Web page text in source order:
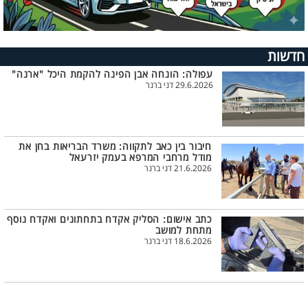
חדשות
עפולה: הונחה אבן הפינה להקמת היכל "ארנה"
29.6.2026 דני ברנר
חיבור בין כאב לתקווה: משרד הבריאות בחן את
מודל מרחבי המרפא בעמק יזרעאל
21.6.2026 דני ברנר
כתב אישום: הסליק אקדח בתחתונים ואקדח נוסף
מתחת למושב
18.6.2026 דני ברנר